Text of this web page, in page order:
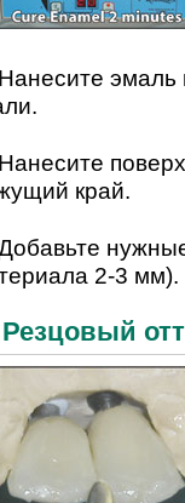
Нанесите
Нанесите
край.
2-3 мм).